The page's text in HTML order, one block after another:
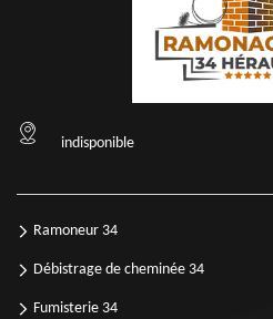
indisponible
Ramoneur 34
Débistrage de cheminée 34
Fumisterie 34